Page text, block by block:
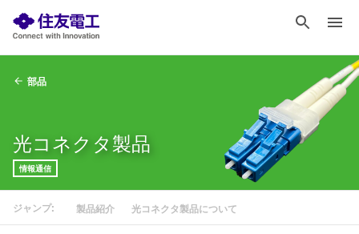
部品
光コネクタ製品
情報通信
ジャンプ: 製品紹介 光コネクタ製品について